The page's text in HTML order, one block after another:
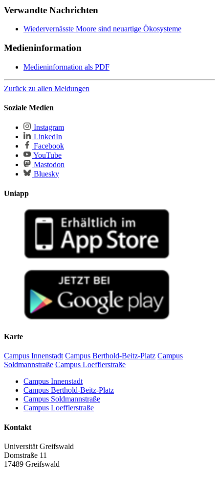
Verwandte Nachrichten
Wiedervernässte Moore sind neuartige Ökosysteme
Medieninformation
Medieninformation als PDF
Zurück zu allen Meldungen
Soziale Medien
Instagram
LinkedIn
Facebook
YouTube
Mastodon
Bluesky
Uniapp
Karte
Campus Innenstadt Campus Berthold-Beitz-Platz Campus
Soldmannstraße Campus Loefflerstraße
Campus Innenstadt
Campus Berthold-Beitz-Platz
Campus Soldmannstraße
Campus Loefflerstraße
Kontakt
Universität Greifswald
Domstraße 11
17489 Greifswald